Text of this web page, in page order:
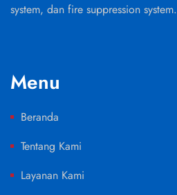
system, dan fire suppression system.
Menu
Beranda
Tentang Kami
Layanan Kami